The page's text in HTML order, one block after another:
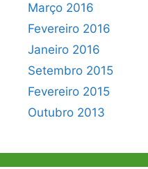
Março 2016
Fevereiro 2016
Janeiro 2016
Setembro 2015
Fevereiro 2015
Outubro 2013